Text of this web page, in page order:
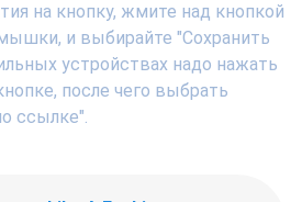
на кнопку, жмите над кнопкой
и выбирайте "Сохранить
устройствах надо нажать
после чего выбрать
ссылке".